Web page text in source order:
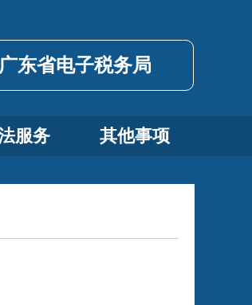
广东省电子税务局
服务 其他事项